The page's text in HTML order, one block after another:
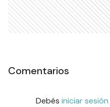
Comentarios
Debés iniciar sesión